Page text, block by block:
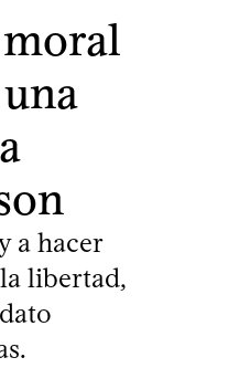
a hacer
libertad,